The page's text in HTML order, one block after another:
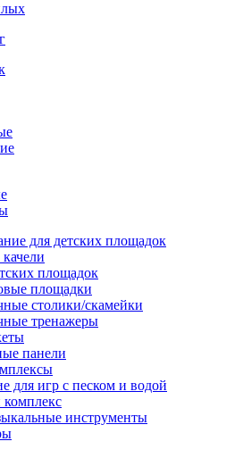
для детских площадок
площадок
площадки
столики/скамейки
тренажеры
панели
для игр с песком и водой
инструменты